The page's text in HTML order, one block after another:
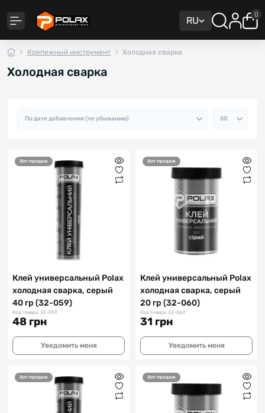
RU
0
Крепежный инструмент Холодная сварка
Холодная сварка
Хит продаж
Клей универсальный Polax
холодная сварка, серый
40 гр (32-059)
Код товара: 32-059
48 грн
Уведомить меня
Хит продаж
Клей универсальный Polax
холодная сварка, серый
20 гр (32-060)
Код товара: 32-060
31 грн
Уведомить меня
Хит продаж Хит продаж